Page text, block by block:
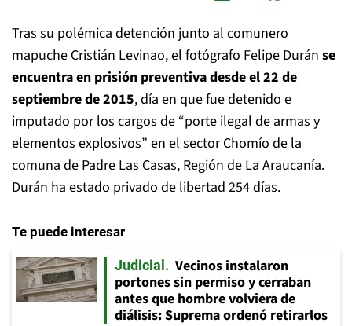
Tras su polémica detención junto al comunero
mapuche Cristián Levinao, el fotógrafo Felipe Durán se
encuentra en prisión preventiva desde el 22 de
septiembre de 2015, día en que fue detenido e
imputado por los cargos de “porte ilegal de armas y
elementos explosivos” en el sector Chomío de la
comuna de Padre Las Casas, Región de La Araucanía.
Durán ha estado privado de libertad 254 días.
Te puede interesar
Judicial
Vecinos instalaron
portones sin permiso y cerraban
antes que hombre volviera de
diálisis: Suprema ordenó retirarlos